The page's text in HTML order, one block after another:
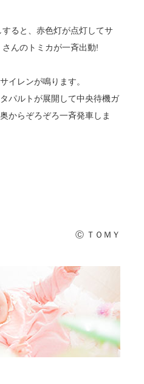
ると、赤色灯が点灯してサ
んのトミカが一斉出動!
イレンが鳴ります。
パルトが展開して中央待機ガ
からぞろぞろ一斉発車しま
Ⓒ ＴＯＭＹ